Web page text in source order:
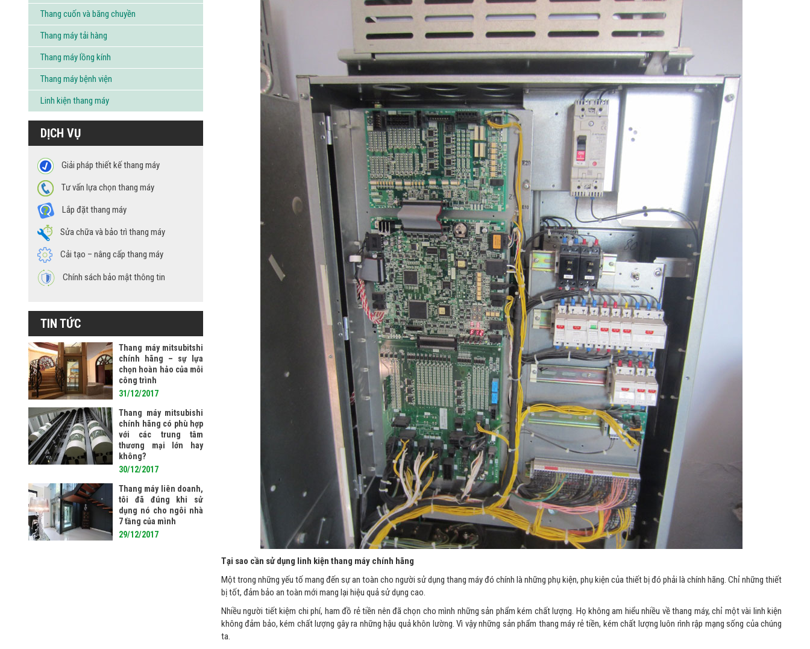
Tại sao cần sử dụng linh kiện thang máy chính hãng
Một trong những yếu tố mang đến sự an toàn cho người sử dụng thang máy đó chính là những phụ kiện, phụ kiện của thiết bị đó phải là chính hãng. Chỉ những thiết
bị tốt, đảm bảo an toàn mới mang lại hiệu quả sử dụng cao.
Nhiều người tiết kiệm chi phí, ham đồ rẻ tiền nên đã chọn cho mình những sản phẩm kém chất lượng. Họ không am hiểu nhiều về thang máy, chỉ một vài linh kiện
không đảm bảo, kém chất lượng gây ra những hậu quả khôn lường. Vì vậy những sản phẩm thang máy rẻ tiền, kém chất lượng luôn rình rập mạng sống của chúng
ta.
Thang cuốn và băng chuyền
Thang máy tải hàng
Thang máy lồng kính
Thang máy bệnh viện
Linh kiện thang máy
DỊCH VỤ
Giải pháp thiết kế thang máy
Tư vấn lựa chọn thang máy
Lắp đặt thang máy
Sửa chữa và bảo trì thang máy
Cải tạo – nâng cấp thang máy
Chính sách bảo mật thông tin
TIN TỨC
Thang máy mitsubitshi
chính hãng – sự lựa
chọn hoàn hảo của mỗi
công trình
31/12/2017
Thang máy mitsubishi
chính hãng có phù hợp
với các trung tâm
thương mại lớn hay
không?
30/12/2017
Thang máy liên doanh,
tôi đã đúng khi sử
dụng nó cho ngôi nhà
7 tầng của mình
29/12/2017